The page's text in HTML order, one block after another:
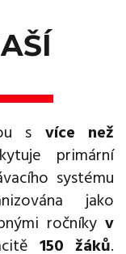
s více než
primární
systému
jako
ročníky v
150 žáků.